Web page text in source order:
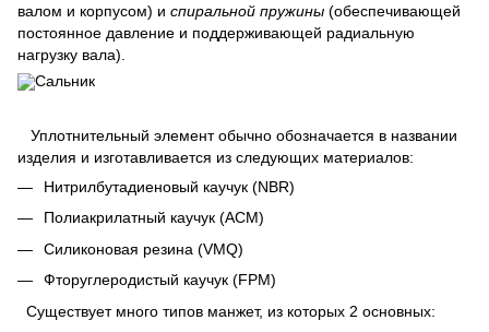
валом и корпусом) и спиральной пружины (обеспечивающей
постоянное давление и поддерживающей радиальную
нагрузку вала).
Уплотнительный элемент обычно обозначается в названии
изделия и изготавливается из следующих материалов:
Нитрилбутадиеновый каучук (NBR)
Полиакрилатный каучук (ACM)
Силиконовая резина (VMQ)
Фторуглеродистый каучук (FPM)
Существует много типов манжет, из которых 2 основных: